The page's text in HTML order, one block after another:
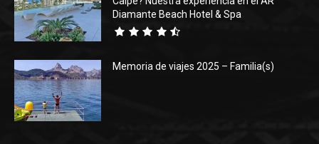
Diamante Beach Hotel & Spa
Memoria de viajes 2025 – Familia(s)